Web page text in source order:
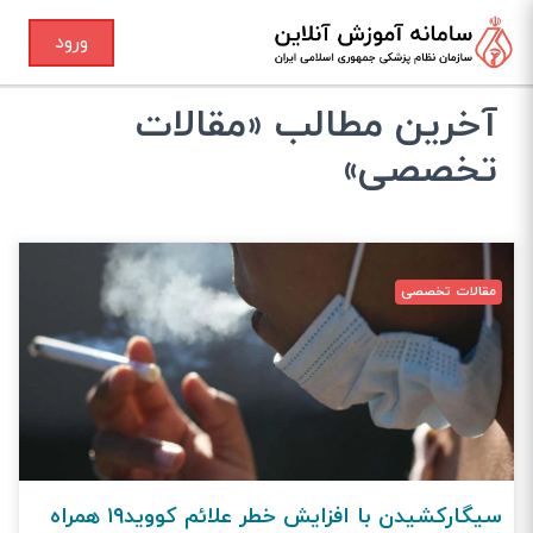
ورود
آخرین مطالب «مقالات
تخصصی»
مقالات تخصصی
سیگارکشیدن با افزایش خطر علائم کووید۱۹ همراه